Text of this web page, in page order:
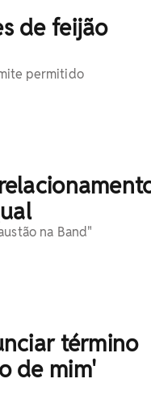
de feijão
permitido
na Band"
término
de mim'